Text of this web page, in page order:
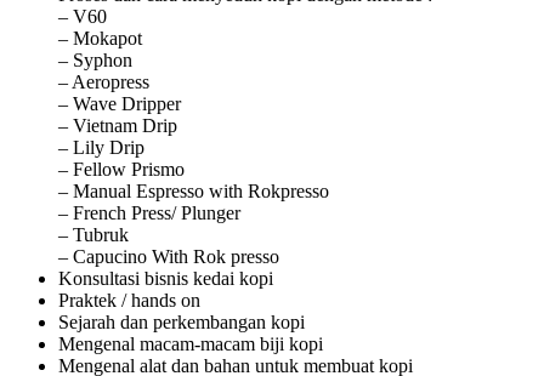
– V60
– Mokapot
– Syphon
– Aeropress
– Wave Dripper
– Vietnam Drip
– Lily Drip
– Fellow Prismo
– Manual Espresso with Rokpresso
– French Press/ Plunger
– Tubruk
– Capucino With Rok presso
Konsultasi bisnis kedai kopi
Praktek / hands on
Sejarah dan perkembangan kopi
Mengenal macam-macam biji kopi
Mengenal alat dan bahan untuk membuat kopi